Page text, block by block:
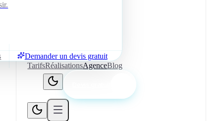
Demander un devis gratuit
TarifsRéalisationsAgenceBlog